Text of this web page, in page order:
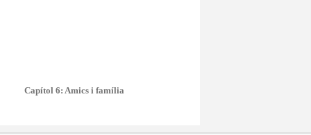
Capítol 6: Amics i família